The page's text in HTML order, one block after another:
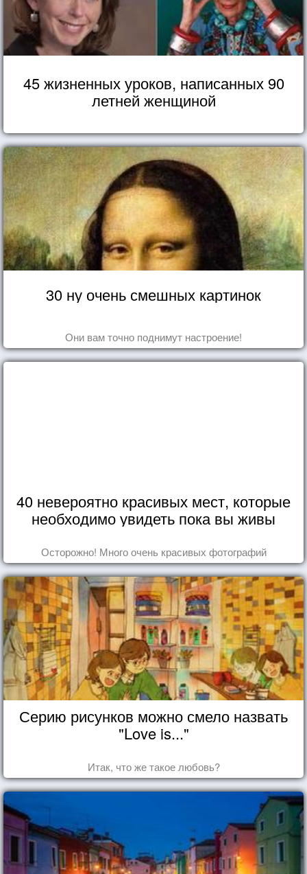
45 жизненных уроков, написанных 90
летней женщиной
30 ну очень смешных картинок
Они вам точно поднимут настроение!
40 невероятно красивых мест, которые
необходимо увидеть пока вы живы
Осторожно! Много очень красивых фотографий
Серию рисунков можно смело назвать
"Love is..."
Итак, что же такое любовь?